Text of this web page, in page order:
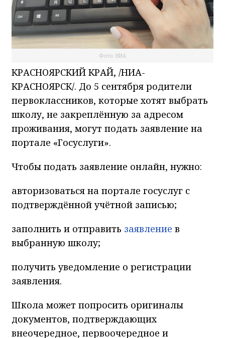
Фото: НИА
КРАСНОЯРСКИЙ КРАЙ, /НИА-
КРАСНОЯРСК/. До 5 сентября родители
первоклассников, которые хотят выбрать
школу, не закреплённую за адресом
проживания, могут подать заявление на
портале «Госуслуги».
Чтобы подать заявление онлайн, нужно:
авторизоваться на портале госуслуг с
подтверждённой учётной записью;
заполнить и отправить заявление в
выбранную школу;
получить уведомление о регистрации
заявления.
Школа может попросить оригиналы
документов, подтверждающих
внеочередное, первоочередное и